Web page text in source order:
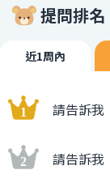
提問排名
近1周內
請告訴我
請告訴我